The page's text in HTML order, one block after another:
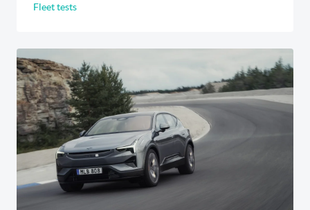
Fleet tests